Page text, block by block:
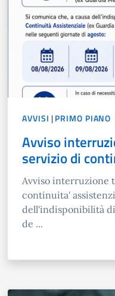
AVVISI |PRIMO PIANO
Avviso
servizio di
Avviso interruzione
continuita'
dell'indisponibilità
de ...